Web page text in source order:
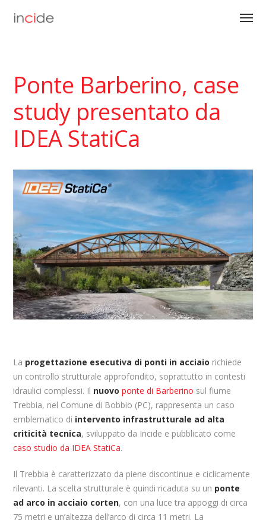
Ponte Barberino, case
study presentato da
IDEA StatiCa
La progettazione esecutiva di ponti in acciaio richiede
un controllo strutturale approfondito, soprattutto in contesti
idraulici complessi. Il nuovoponte di Barberino sul fiume
Trebbia, nel Comune di Bobbio (PC), rappresenta un caso
emblematico di intervento infrastrutturale ad alta
criticità tecnica, sviluppato da Incide e pubblicato come
caso studio da IDEA StatiCa.
Il Trebbia è caratterizzato da piene discontinue e ciclicamente
rilevanti. La scelta strutturale è quindi ricaduta su un ponte
ad arco in acciaio corten, con una luce tra appoggi di circa
75 metri e un’altezza dell’arco di circa 11 metri. La